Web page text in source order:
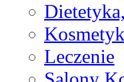
Leczenie